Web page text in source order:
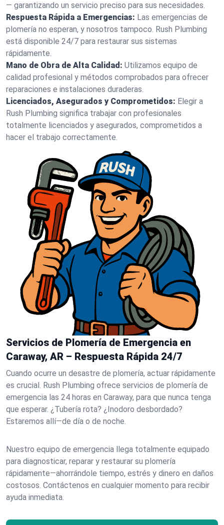
— garantizando un servicio preciso para sus necesidades.
Respuesta Rápida a Emergencias: Las emergencias de
plomería no esperan, y nosotros tampoco. Rush Plumbing
está disponible 24/7 para restaurar sus sistemas
rápidamente.
Mano de Obra de Alta Calidad: Utilizamos equipo de
calidad profesional y métodos comprobados para ofrecer
reparaciones e instalaciones duraderas.
Licenciados, Asegurados y Comprometidos: Elegir a
Rush Plumbing significa trabajar con profesionales
totalmente licenciados y asegurados, comprometidos a
hacer el trabajo correctamente.
Servicios de Plomería de Emergencia en
Caraway, AR – Respuesta Rápida 24/7
Cuando ocurre un desastre de plomería, actuar rápidamente
es crucial. Rush Plumbing ofrece servicios de plomería de
emergencia las 24 horas en Caraway, para que nunca tenga
que esperar. ¿Tubería rota? ¿Inodoro desbordado?
Estaremos allí—de día o de noche.
Nuestro equipo de emergencia llega totalmente equipado
para diagnosticar, reparar y restaurar su plomería
rápidamente—ahorrándole tiempo, estrés y dinero en daños
costosos. Contáctenos en cualquier momento para recibir
ayuda inmediata.